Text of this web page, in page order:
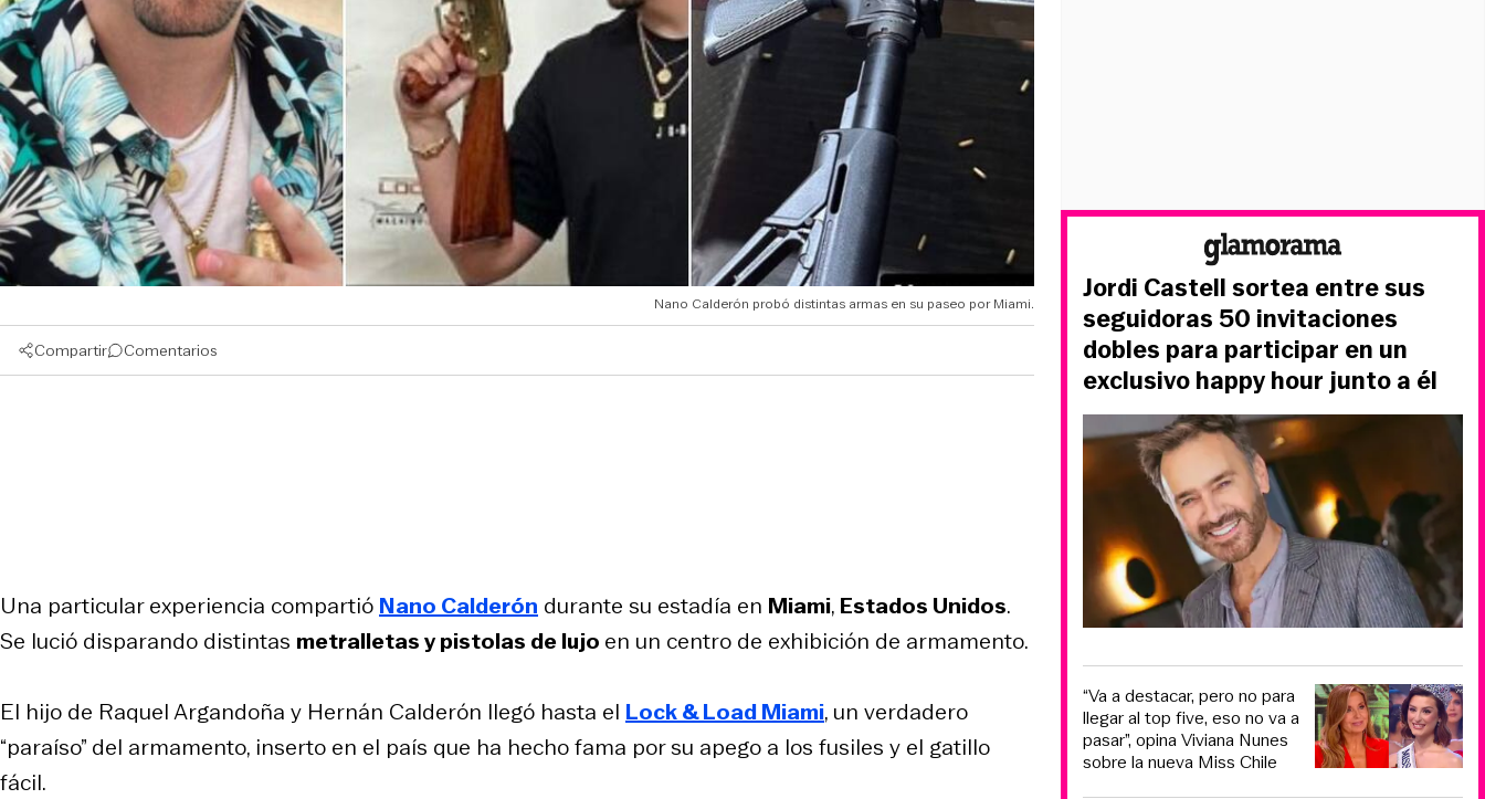
Nano Calderón probó distintas armas en su paseo por Miami.
Compartir Comentarios
Una particular experiencia compartió Nano Calderón durante su estadía en Miami, Estados Unidos.
Se lució disparando distintas metralletas y pistolas de lujo en un centro de exhibición de armamento.
El hijo de Raquel Argandoña y Hernán Calderón llegó hasta el Lock & Load Miami, un verdadero
“paraíso” del armamento, inserto en el país que ha hecho fama por su apego a los fusiles y el gatillo
fácil.
Jordi Castell sortea entre sus
seguidoras 50 invitaciones
dobles para participar en un
exclusivo happy hour junto a él
“Va a destacar, pero no para
llegar al top five, eso no va a
pasar”, opina Viviana Nunes
sobre la nueva Miss Chile